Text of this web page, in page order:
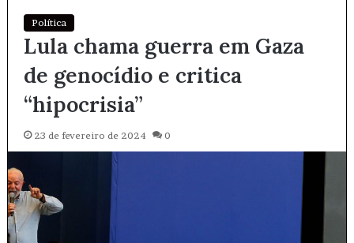
Política
Lula chama guerra em Gaza
de genocídio e critica
“hipocrisia”
23 de fevereiro de 2024 0